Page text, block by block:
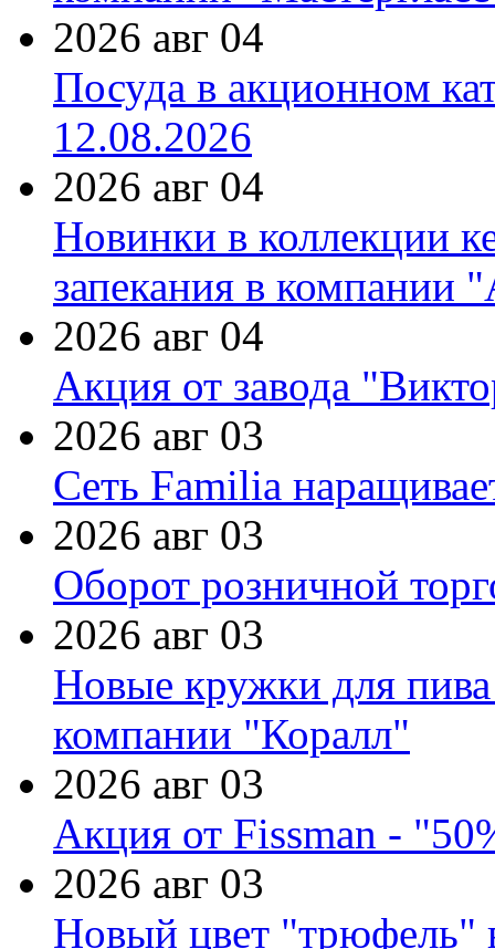
2026 авг 04
Посуда в акционном
12.08.2026
2026 авг 04
Новинки в коллекции
запекания в компании
2026 авг 04
Акция от завода
2026 авг 03
Сеть Familia
2026 авг 03
Оборот розничной
2026 авг 03
Новые кружки для
компании "Коралл"
2026 авг 03
Акция от Fissman -
2026 авг 03
Новый цвет "трюфель"